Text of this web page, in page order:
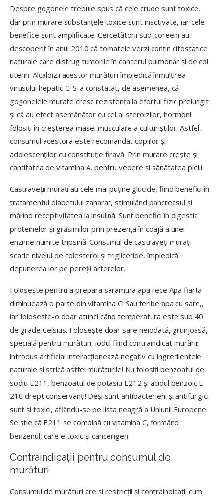
Despre gogonele trebuie spus că cele crude sunt toxice,
dar prin murare substanțele toxice sunt inactivate, iar cele
benefice sunt amplificate. Cercetătorii sud-coreeni au
descoperit în anul 2010 că tomatele verzi conțin citostatice
naturale care distrug tumorile în cancerul pulmonar și de col
uterin. Alcaloizii acestor murături împiedică înmulțirea
virusului hepatic C. S-a constatat, de asemenea, că
gogonelele murate cresc rezistența la efortul fizic prelungit
și că au efect asemănător cu cel al steroizilor, hormoni
folosiți în creșterea masei musculare a culturiștilor. Astfel,
consumul acestora este recomandat copiilor și
adolescenților cu constituție firavă. Prin murare crește și
cantitatea de vitamina A, pentru vedere și sănătatea pielii.
Castraveții murați au cele mai puține glucide, fiind benefici în
tratamentul diabetului zaharat, stimulând pancreasul și
mărind receptivitatea la insulină. Sunt benefici în digestia
proteinelor și grăsimilor prin prezența în coajă a unei
enzime numite tripsină. Consumul de castraveți murați
scade nivelul de colesterol și trigliceride, împiedică
depunerea lor pe pereții arterelor.
Folosește pentru a prepara saramura apă rece Apa fiartă
diminuează o parte din vitamina C! Sau feribe apa cu sare,,
iar folosește-o doar atunci când temperatura este sub 40
de grade Celsius. Folosește doar sare neiodată, grunjoasă,
specială pentru murături, iodul fiind contraindicat murării;
introdus artificial interacționează negativ cu ingredientele
naturale și strică astfel murăturile! Nu folosiți benzoatul de
sodiu E211, benzoatul de potasiu E212 și acidul benzoic E
210 drept conservanți! Deși sunt antibacterieni și antifungici
sunt și toxici, aflându-se pe lista neagră a Uniunii Europene.
Se știe că E211 se combină cu vitamina C, formând
benzenul, care e toxic și cancerigen.
Contraindicații pentru consumul de
murături
Consumul de murături are și restricții și contraindicații cum